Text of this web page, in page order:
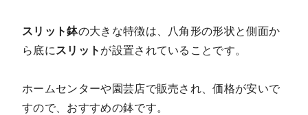
スリット鉢の大きな特徴は、八角形の形状と側面か
ら底に スリット が設置されていることです。
ホームセンターや園芸店で販売され、価格が安いで
すので、おすすめの鉢です。